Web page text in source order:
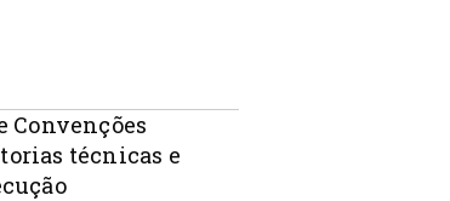
Convenções
técnicas e